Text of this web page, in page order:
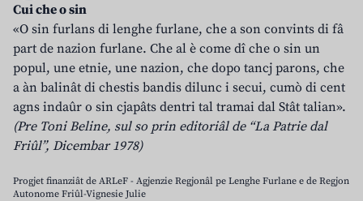
Cui che o sin
«O sin furlans di lenghe furlane, che a son convints di fâ
part de nazion furlane. Che al è come dî che o sin un
popul, une etnie, une nazion, che dopo tancj parons, che
a àn balinât di chestis bandis dilunc i secui, cumò di cent
agns indaûr o sin cjapâts dentri tal tramai dal Stât talian».
(Pre Toni Beline, sul so prin editoriâl de “La Patrie dal
Friûl”, Dicembar 1978)
Progjet finanziât de ARLeF - Agjenzie Regjonâl pe Lenghe Furlane e de Regjon
Autonome Friûl-Vignesie Julie